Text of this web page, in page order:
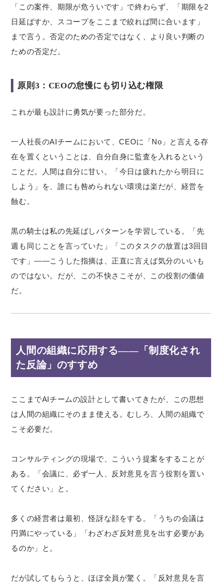
「この案件、期限が危ういです」で終わらず、「期限を2
日延ばすか、スコープをここまで絞れば間に合います」
まで言う。否定のための否定ではなく、より良い判断の
ための否定だ。
原則3：CEOの怠慢にも切り込む権限
これが最も設計に勇気が要った部分だ。
一人社長のAIチームにおいて、CEOに「No」と言える存
在を置くということは、自分自身に監査を入れるという
ことだ。人間は自分に甘い。「今日は疲れたから明日に
しよう」を、誰にも咎められない環境は楽だが、経営を
蝕む。
黒の騎士は私の先延ばしパターンを学習している。「先
週も同じことを言っていた」「このタスクの放置は3回目
です」——こうした指摘は、正直に言えば気分のいいも
のではない。だが、この不快さこそが、この役割の価値
だ。
人間の組織に応用する——「制度化され
た反論」のすすめ
ここまでAIチームの設計として書いてきたが、この思想
は人間の組織にそのまま使える。むしろ、人間の組織で
こそ必要だ。
コンサルティングの現場で、こういう提案をすることが
ある。「会議に、必ず一人、反対意見を言う役割を置い
てください」と。
多くの経営者は最初、怪訝な顔をする。「うちの会議は
円満にやっている」「わざわざ反対意見を出す必要があ
るのか」と。
だが試してもらうと、ほぼ全員が驚く。「反対意見を言